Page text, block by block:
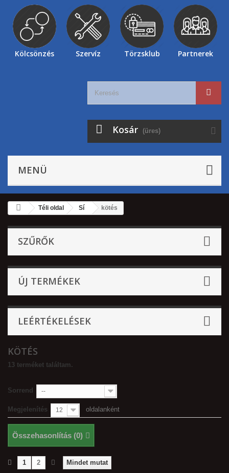
Kölcsönzés Szervíz Törzsklub Partnerek
Kosár (üres)
MENÜ
Téli oldal Sí kötés
SZŰRŐK
ÚJ TERMÉKEK
LEÉRTÉKELÉSEK
KÖTÉS
13 terméket találtam.
Sorrend --
Megjelenítés 12 oldalanként
Összehasonlítás (0)
Mindet mutat
1 2